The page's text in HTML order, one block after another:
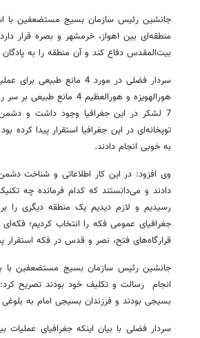
جانشین رئیس سازمان بسیج مستضعفین با
بیت‌المقدس دفاع کند و آن منطقه را به
سردار فضلی در مورد 4
هورالهویزه و
7 لشکر در این جغرافیا وجود داشت و
توپخانه‌ای در این جغرافیا استقرار پیدا
به خوبی انجام دادند.
وی افزود: در این کار اطلاعاتی و شناخت
دادند و می‌دانستند که کدام فرمانده چه
رسیدیم و لازم دیدیم یک منطقه دیگری را
قرارگاه‌های فتح، نصر و قدس در فکه استقرار
بسیجی بودند و فرزندان بسیجی امام به بلوغی رسیدند که 90 گردان از
سردار فضلی با بیان اینکه جغرافیای